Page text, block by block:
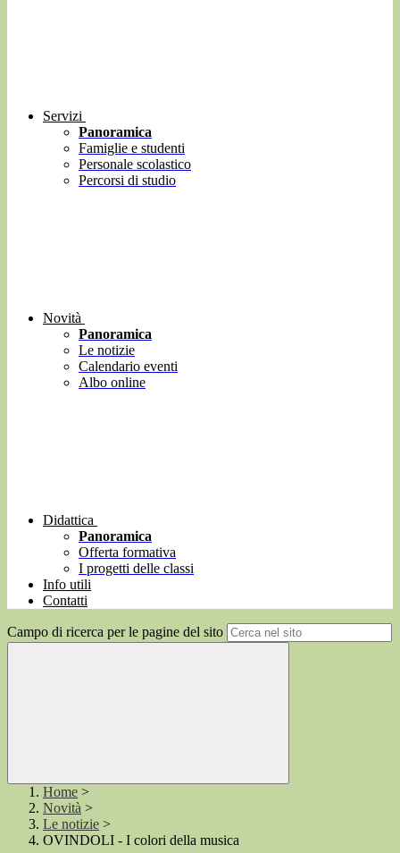
Servizi
Panoramica
Famiglie e studenti
Personale scolastico
Percorsi di studio
Novità
Panoramica
Le notizie
Calendario eventi
Albo online
Didattica
Panoramica
Offerta formativa
I progetti delle classi
Info utili
Contatti
Campo di ricerca per le pagine del sito
Home >
Novità >
Le notizie >
OVINDOLI - I colori della musica